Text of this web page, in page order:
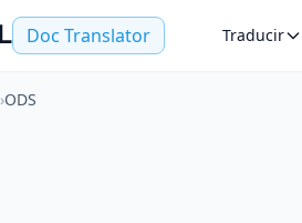
Doc Translator Traducir
›ODS